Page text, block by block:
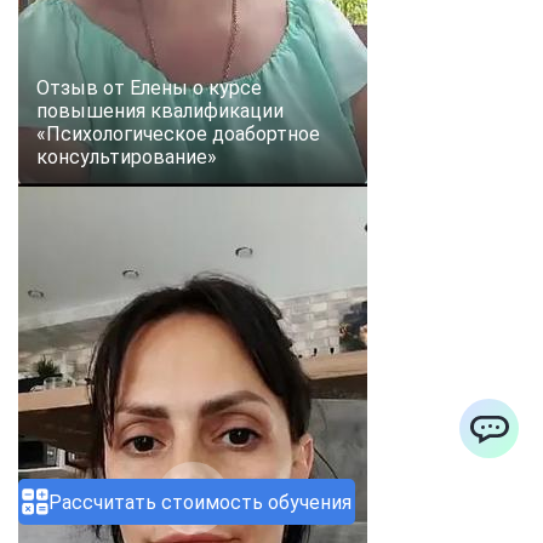
Рассчитать стоимость обучения
Отзыв от Елены о курсе
повышения квалификации
«Психологическое доабортное
консультирование»
ChatApp